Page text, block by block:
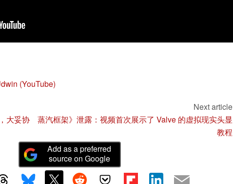
(YouTube)
大妥协
Next article
蒸汽框架》泄露：视频首次展示了 Valve 的虚拟现实头显
教程
Add as a preferred
source on Google